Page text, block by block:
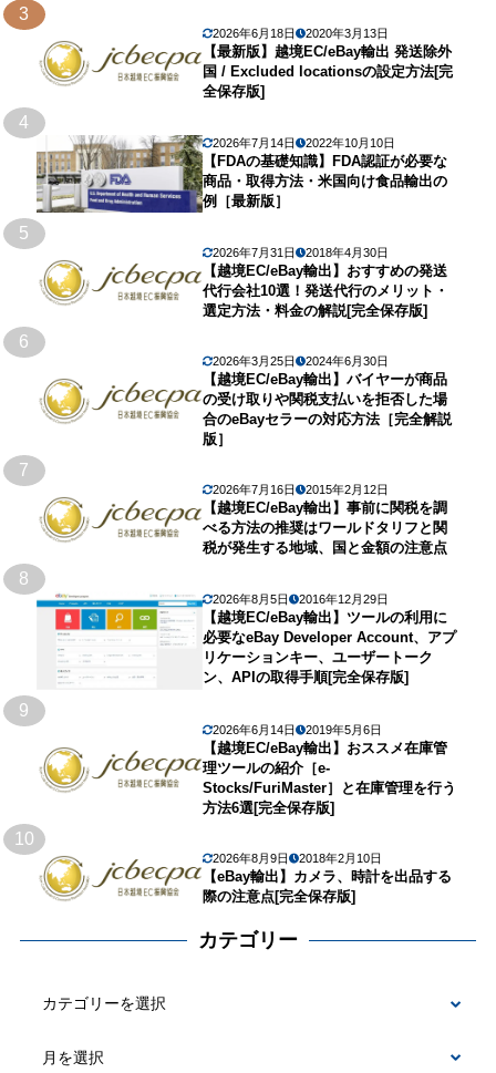
3
2026年6月18日 2020年3月13日
【最新版】越境EC/eBay輸出 発送除外
国 / Excluded locationsの設定方法[完
全保存版]
4
2026年7月14日 2022年10月10日
【FDAの基礎知識】FDA認証が必要な
商品・取得方法・米国向け食品輸出の
例［最新版］
5
2026年7月31日 2018年4月30日
【越境EC/eBay輸出】おすすめの発送
代行会社10選！発送代行のメリット・
選定方法・料金の解説[完全保存版]
6
2026年3月25日 2024年6月30日
【越境EC/eBay輸出】バイヤーが商品
の受け取りや関税支払いを拒否した場
合のeBayセラーの対応方法［完全解説
版］
7
2026年7月16日 2015年2月12日
【越境EC/eBay輸出】事前に関税を調
べる方法の推奨はワールドタリフと関
税が発生する地域、国と金額の注意点
8
2026年8月5日 2016年12月29日
【越境EC/eBay輸出】ツールの利用に
必要なeBay Developer Account、アプ
リケーションキー、ユーザートーク
ン、APIの取得手順[完全保存版]
9
2026年6月14日 2019年5月6日
【越境EC/eBay輸出】おススメ在庫管
理ツールの紹介［e-
Stocks/FuriMaster］と在庫管理を行う
方法6選[完全保存版]
10
2026年8月9日 2018年2月10日
【eBay輸出】カメラ、時計を出品する
際の注意点[完全保存版]
カテゴリー